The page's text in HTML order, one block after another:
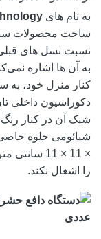
به نام های
ساخت محصولات
نسبت نسل های
به آن ها اشاره
کنار منزل خود، به
دکوراسیون داخلی
شیک آن در کنار
× 11 × 11
را اشغال نکند.